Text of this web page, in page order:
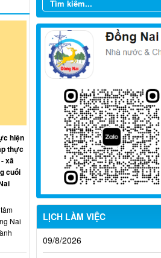
LỊCH LÀM VIỆC
Từ ngày 03/8/2026 đến ngày
09/8/2026
hiện
thực
xã
cuối
Nai